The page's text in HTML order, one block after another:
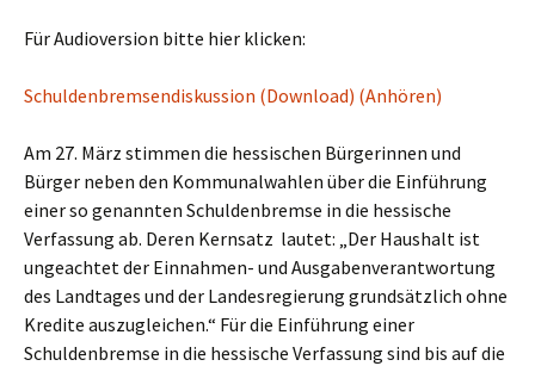
Für Audioversion bitte hier klicken:
Schuldenbremsendiskussion (Download) (Anhören)
Am 27. März stimmen die hessischen Bürgerinnen und
Bürger neben den Kommunalwahlen über die Einführung
einer so genannten Schuldenbremse in die hessische
Verfassung ab. Deren Kernsatz lautet: „Der Haushalt ist
ungeachtet der Einnahmen- und Ausgabenverantwortung
des Landtages und der Landesregierung grundsätzlich ohne
Kredite auszugleichen.“ Für die Einführung einer
Schuldenbremse in die hessische Verfassung sind bis auf die